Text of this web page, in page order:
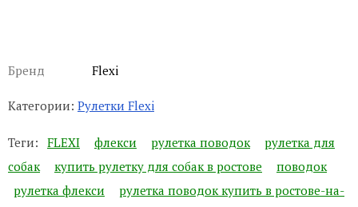
Бренд Flexi
Категории: Рулетки Flexi
Теги: FLEXI флекси рулетка поводок
рулетка для
собак
купить рулетку для собак в ростове
поводок
рулетка флекси
рулетка поводок купить в ростове-на-